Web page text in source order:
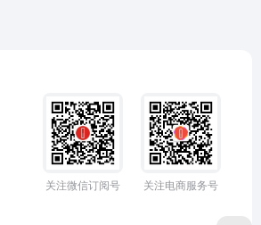
关注微信订阅号 关注电商服务号